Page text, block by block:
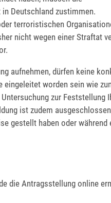
Deutschland zustimmen.
terroristischen
nicht wegen einer Straftat
aufnehmen, dürfen keine
eingeleitet worden sein wie
zur Feststellung
ist zudem
gestellt haben oder während
die Antragsstellung online